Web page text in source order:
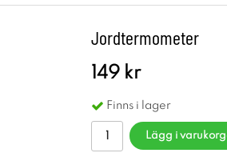
Jordtermometer
149 kr
Finns i lager
Lägg i